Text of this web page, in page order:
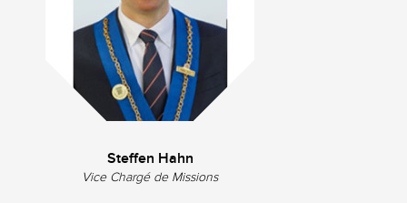
Steffen Hahn
Vice Chargé de Missions